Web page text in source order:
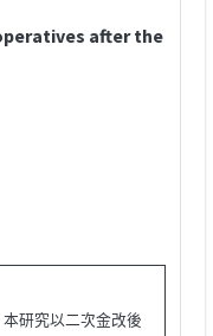
after the
研究以二次金改後